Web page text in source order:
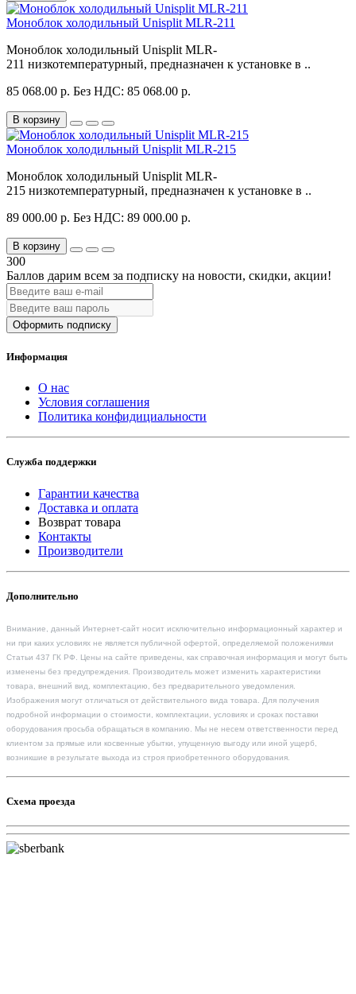
Моноблок холодильный Unisplit MLR-211
Моноблок холодильный Unisplit MLR-
211 низкотемпературный, предназначен к установке в ..
85 068.00 р. Без НДС: 85 068.00 р.
В корзину
Моноблок холодильный Unisplit MLR-215
Моноблок холодильный Unisplit MLR-
215 низкотемпературный, предназначен к установке в ..
89 000.00 р. Без НДС: 89 000.00 р.
В корзину
300
Баллов дарим всем за подписку на новости, скидки, акции!
Оформить подписку
Информация
О нас
Условия соглашения
Политика конфидициальности
Служба поддержки
Гарантии качества
Доставка и оплата
Возврат товара
Контакты
Производители
Дополнительно
Внимание, данный Интернет-сайт носит исключительно информационный характер и
ни при каких условиях не является публичной офертой, определяемой положениями
Статьи 437 ГК РФ. Цены на сайте приведены, как справочная информация и могут быть
изменены без предупреждения. Производитель может изменить характеристики
товара, внешний вид, комплектацию, без предварительного уведомления.
Изображения могут отличаться от действительного вида товара. Для получения
подробной информации о стоимости, комплектации, условиях и сроках поставки
оборудования просьба обращаться в компанию. Мы не несем ответственности перед
клиентом за прямые или косвенные убытки, упущенную выгоду или иной ущерб,
возникшие в результате выхода из строя приобретенного оборудования.
Схема проезда